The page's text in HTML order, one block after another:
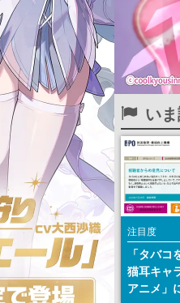
い
注目度
「タバ
猫耳キャ
アニメ」